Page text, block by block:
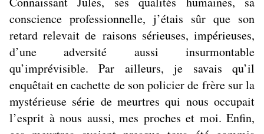
conscience professionnelle, j’étais sûr que son
retard relevait de raisons sérieuses, impérieuses,
d’une adversité aussi insurmontable
qu’imprévisible. Par ailleurs, je savais qu’il
enquêtait en cachette de son policier de frère sur la
mystérieuse série de meurtres qui nous occupait
l’esprit à nous aussi, mes proches et moi. Enfin,